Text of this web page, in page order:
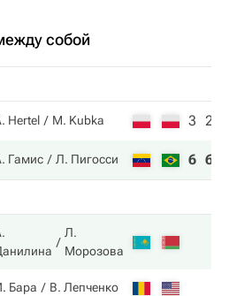
собой
Hertel M. Kubka 3 2
Гамис Л. Пигосси 6 6
Л.
Морозова
Бара В. Лепченко